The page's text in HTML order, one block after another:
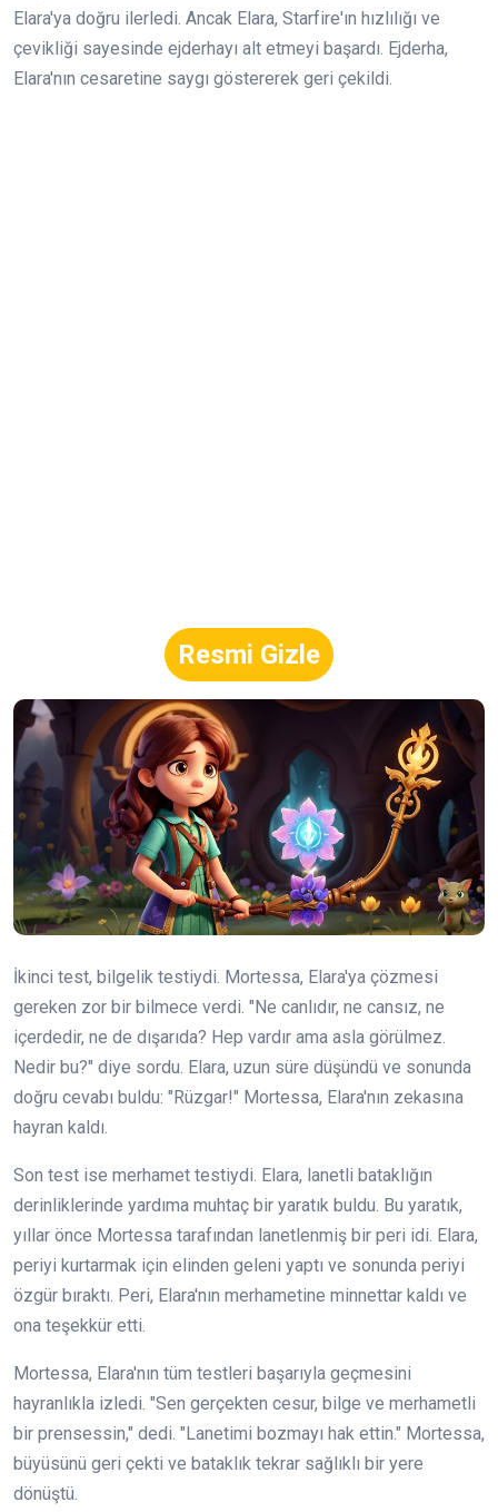
Elara'ya doğru ilerledi. Ancak Elara, Starfire'ın hızlılığı ve
çevikliği sayesinde ejderhayı alt etmeyi başardı. Ejderha,
Elara'nın cesaretine saygı göstererek geri çekildi.
Resmi Gizle
İkinci test, bilgelik testiydi. Mortessa, Elara'ya çözmesi
gereken zor bir bilmece verdi. "Ne canlıdır, ne cansız, ne
içerdedir, ne de dışarıda? Hep vardır ama asla görülmez.
Nedir bu?" diye sordu. Elara, uzun süre düşündü ve sonunda
doğru cevabı buldu: "Rüzgar!" Mortessa, Elara'nın zekasına
hayran kaldı.
Son test ise merhamet testiydi. Elara, lanetli bataklığın
derinliklerinde yardıma muhtaç bir yaratık buldu. Bu yaratık,
yıllar önce Mortessa tarafından lanetlenmiş bir peri idi. Elara,
periyi kurtarmak için elinden geleni yaptı ve sonunda periyi
özgür bıraktı. Peri, Elara'nın merhametine minnettar kaldı ve
ona teşekkür etti.
Mortessa, Elara'nın tüm testleri başarıyla geçmesini
hayranlıkla izledi. "Sen gerçekten cesur, bilge ve merhametli
bir prensessin," dedi. "Lanetimi bozmayı hak ettin." Mortessa,
büyüsünü geri çekti ve bataklık tekrar sağlıklı bir yere
dönüştü.